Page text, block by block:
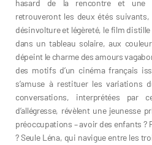
hasard de la rencontre et une
retrouveront les deux étés
désinvolture et légèreté, le film
dans un tableau solaire, aux
dépeint le charme des amours
des motifs d’un cinéma français
s’amuse à restituer les variations
conversations, interprétées par
d’allégresse, révèlent une jeunesse
préoccupations – avoir des enfants ?
? Seule Léna, qui navigue entre les